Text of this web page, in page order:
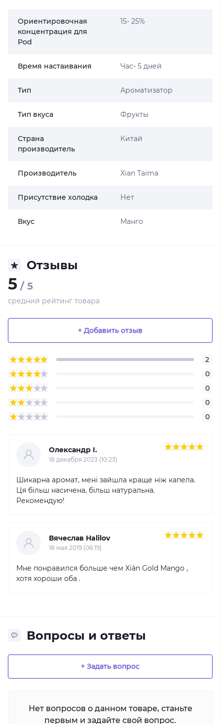
Ориентировочная
концентрация для
Pod
15- 25%
Время настаивания Час- 5 дней
Тип Ароматизатор
Тип вкуса Фрукты
Страна
производитель
Китай
Производитель Xian Taima
Присутствие холодка Нет
Вкус Манго
Отзывы
5 / 5
средний рейтинг товара
+ Добавить отзыв
2
0
0
0
0
Олександр І.
18 декабря 2023 (10:23)
Шикарна аромат, мені зайшла краще ніж капела.
Ця більш насичена, більш натуральна.
Рекомендую!
Вячеслав Halilov
18 мая 2019 (06:19)
Мне понравился больше чем Xi`an Gold Mango ,
хотя хороши оба .
Вопросы и ответы
+ Задать вопрос
Нет вопросов о данном товаре, станьте
первым и задайте свой вопрос.